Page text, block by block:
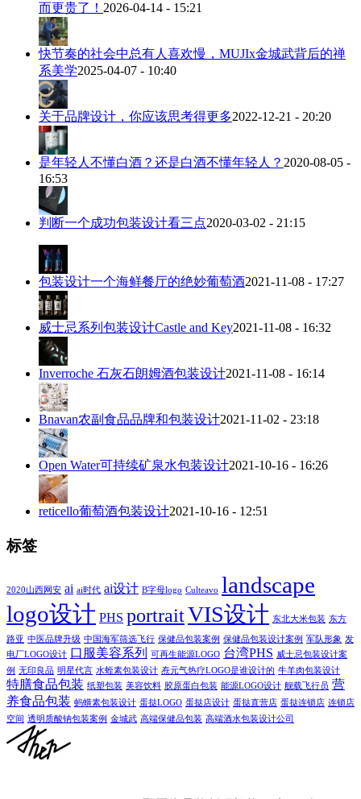
而更贵了！ 2026-04-14 - 15:21
快节奏的社会中总有人喜欢慢，MUJIx金城武背后的禅
系美学2025-04-07 - 10:40
关于品牌设计，你应该思考得更多2022-12-21 - 20:20
是年轻人不懂白酒？还是白酒不懂年轻人？ 2020-08-05 -
16:53
判断一个成功包装设计看三点2020-03-02 - 21:15
包装设计一个海鲜餐厅的绝妙葡萄酒2021-11-08 - 17:27
威士忌系列包装设计Castle and Key2021-11-08 - 16:32
Inverroche 石灰石朗姆酒包装设计2021-11-08 - 16:14
Bnavan农副食品品牌和包装设计2021-11-02 - 23:18
Open Water可持续矿泉水包装设计2021-10-16 - 16:26
reticello葡萄酒包装设计2021-10-16 - 12:51
标签
2020山西网安 ai ai时代 ai设计 B字母logo Culteavo landscape
logo设计 PHS portraitVIS设计 东北大米包装 东方
路亚 中医品牌升级 中国海军筛选飞行 保健品包装案例 保健品包装设计案例 军队形象 发
电厂LOGO设计 口服美容系列 可再生能源LOGO 台湾PHS 威士忌包装设计案
例 无印良品 明星代言 水蛭素包装设计 焘元气热疗LOGO是谁设计的 牛羊肉包装设计
特膳食品包装 纸塑包装 美容饮料 胶原蛋白包装 能源LOGO设计 舰载飞行员 营
养食品包装 蚂蟥素包装设计 蛋挞LOGO 蛋挞店设计 蛋挞直营店 蛋挞连锁店 连锁店
空间 透明质酸钠包装案例 金城武 高端保健品包装 高端酒水包装设计公司